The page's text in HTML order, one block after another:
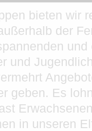
bieten wir
der
und
geben. Es
in unseren